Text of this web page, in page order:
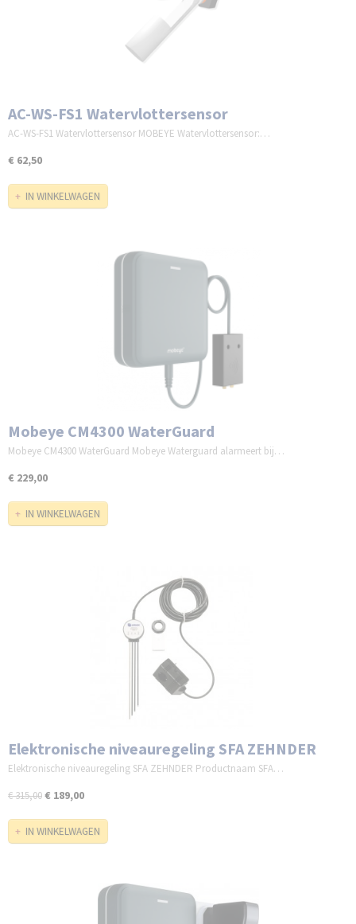
AC-WS-FS1 Watervlottersensor
AC-WS-FS1 Watervlottersensor MOBEYE Watervlottersensor:…
€ 62,50
IN WINKELWAGEN
Mobeye CM4300 WaterGuard
Mobeye CM4300 WaterGuard Mobeye Waterguard alarmeert bij…
€ 229,00
IN WINKELWAGEN
Elektronische niveauregeling SFA ZEHNDER
Elektronische niveauregeling SFA ZEHNDER Productnaam SFA…
€ 315,00€ 189,00
IN WINKELWAGEN